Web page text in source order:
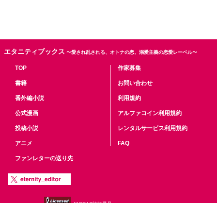
エタニティブックス 〜愛され乱される、オトナの恋。溺愛主義の恋愛レーベル〜
TOP
書籍
番外編小説
公式漫画
投稿小説
アニメ
ファンレターの送り先
作家募集
お問い合わせ
利用規約
アルファコイン利用規約
レンタルサービス利用規約
FAQ